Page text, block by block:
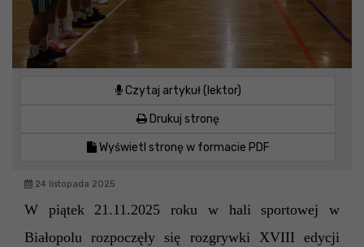
Czytaj artykuł (lektor)
Drukuj stronę
Wyświetl stronę w formacie PDF
24 listopada 2025
W piątek 21.11.2025 roku w hali sportowej w
Białopolu rozpoczęły się rozgrywki XVIII edycji